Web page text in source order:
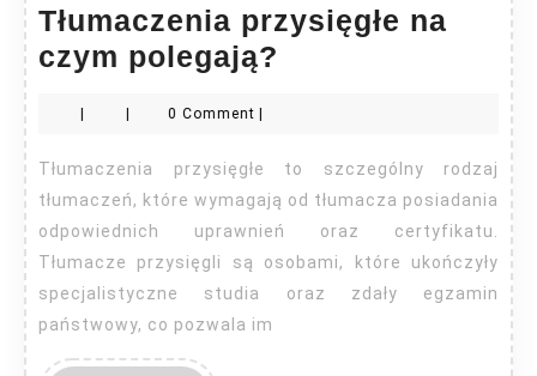
Tłumaczenia przysięgłe na
czym polegają?
czym
polegają?
| | 0 Comment |
Tłumaczenia przysięgłe to szczególny rodzaj
tłumaczeń, które wymagają od tłumacza posiadania
odpowiednich uprawnień oraz certyfikatu.
Tłumacze przysięgli są osobami, które ukończyły
specjalistyczne studia oraz zdały egzamin
państwowy, co pozwala im